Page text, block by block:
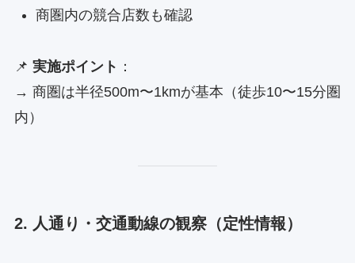
商圏内の競合店数も確認
📌 実施ポイント ：
→ 商圏は半径500m〜1kmが基本（徒歩10〜15分圏
内）
2. 人通り・交通動線の観察（定性情報）